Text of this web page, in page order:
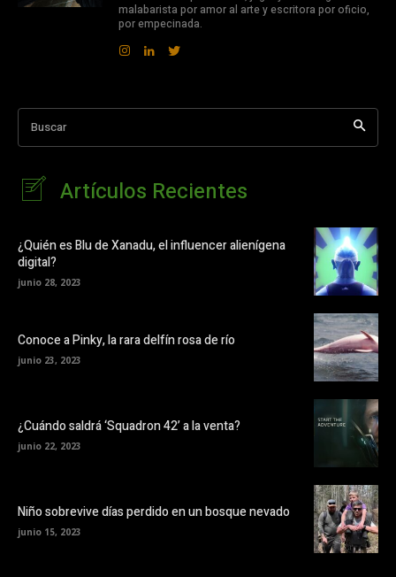
malabarista por amor al arte y escritora por oficio,
por empecinada.
Buscar
Artículos Recientes
¿Quién es Blu de Xanadu, el influencer alienígena
digital?
junio 28, 2023
Conoce a Pinky, la rara delfín rosa de río
junio 23, 2023
¿Cuándo saldrá ‘Squadron 42’ a la venta?
junio 22, 2023
Niño sobrevive días perdido en un bosque nevado
junio 15, 2023